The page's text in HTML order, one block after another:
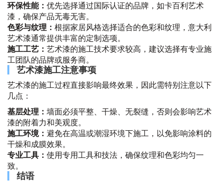
环保性能： 优先选择通过国际认证的品牌，如卡百利艺术
漆，确保产品无毒无害。
色彩与纹理： 根据家居风格选择适合的色彩和纹理，意大利
艺术漆通常提供丰富的定制选项。
施工工艺： 艺术漆的施工技术要求较高，建议选择有专业施
工团队的品牌或服务商。
艺术漆施工注意事项
艺术漆的施工过程直接影响最终效果，因此需特别注意以下
几点：
基层处理： 墙面必须平整、干燥、无裂缝，否则会影响艺术
漆的附着力和美观度。
施工环境： 避免在高温或潮湿环境下施工，以免影响涂料的
干燥和成膜效果。
专业工具： 使用专用工具和技法，确保纹理和色彩均匀一
致。
结语